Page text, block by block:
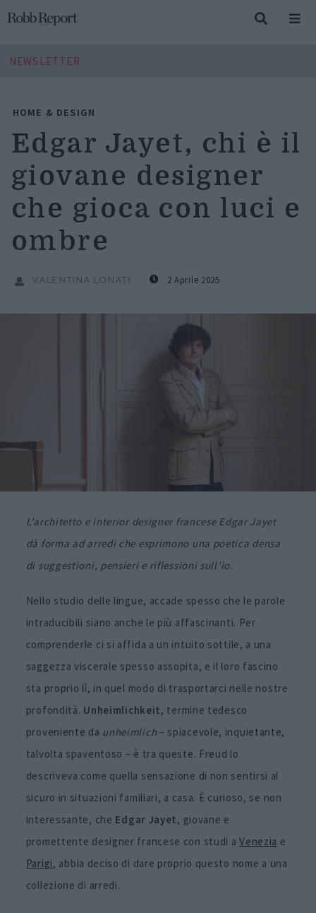
NEWSLETTER
HOME & DESIGN
Edgar Jayet, chi è il
giovane designer
che gioca con luci e
ombre
VALENTINA LONATI 2 Aprile 2025
L’architetto e interior designer francese Edgar Jayet
dà forma ad arredi che esprimono una poetica densa
di suggestioni, pensieri e riflessioni sull’io.
Nello studio delle lingue, accade spesso che le parole
intraducibili siano anche le più affascinanti. Per
comprenderle ci si affida a un intuito sottile, a una
saggezza viscerale spesso assopita, e il loro fascino
sta proprio lì, in quel modo di trasportarci nelle nostre
profondità. Unheimlichkeit, termine tedesco
proveniente da unheimlich – spiacevole, inquietante,
talvolta spaventoso – è tra queste. Freud lo
descriveva come quella sensazione di non sentirsi al
sicuro in situazioni familiari, a casa. È curioso, se non
interessante, che Edgar Jayet, giovane e
promettente designer francese con studi aVenezia e
Parigi, abbia deciso di dare proprio questo nome a una
collezione di arredi.